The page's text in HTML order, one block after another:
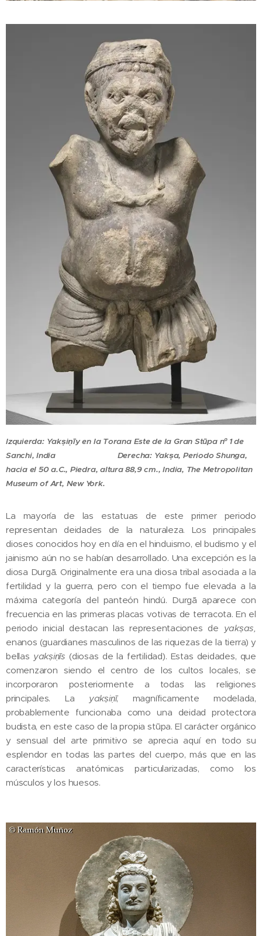
Izquierda: Yakṣiṇīy en la Torana Este de la Gran Stūpa nº 1 de
Sanchi, India Derecha: Yakṣa, Periodo Shunga,
hacia el 50 a.C., Piedra, altura 88,9 cm., India, The Metropolitan
Museum of Art, New York.
La mayoría de las estatuas de este primer periodo
representan deidades de la naturaleza. Los principales
dioses conocidos hoy en día en el hinduismo, el budismo y el
jainismo aún no se habían desarrollado. Una excepción es la
diosa Durgā. Originalmente era una diosa tribal asociada a la
fertilidad y la guerra, pero con el tiempo fue elevada a la
máxima categoría del panteón hindú. Durgā aparece con
frecuencia en las primeras placas votivas de terracota. En el
periodo inicial destacan las representaciones de yakṣas,
enanos (guardianes masculinos de las riquezas de la tierra) y
bellas yakṣiṇīs (diosas de la fertilidad). Estas deidades, que
comenzaron siendo el centro de los cultos locales, se
incorporaron posteriormente a todas las religiones
principales. La yakṣiṇī, magníficamente modelada,
probablemente funcionaba como una deidad protectora
budista, en este caso de la propia stūpa. El carácter orgánico
y sensual del arte primitivo se aprecia aquí en todo su
esplendor en todas las partes del cuerpo, más que en las
características anatómicas particularizadas, como los
músculos y los huesos.